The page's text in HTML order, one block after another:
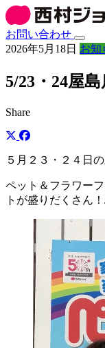
お問い合わせ
2026年5月18日 お知
5/23・24屋
Share
５月２３・２４日
ペット＆フラワー
トが盛りだくさん